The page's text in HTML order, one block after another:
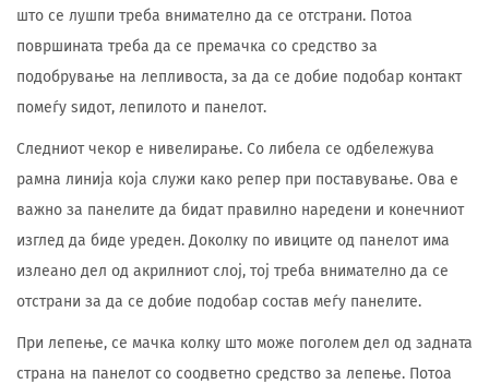
што се лушпи треба внимателно да се отстрани. Потоа
површината треба да се премачка со средство за
подобрување на лепливоста, за да се добие подобар контакт
помеѓу ѕидот, лепилото и панелот.
Следниот чекор е нивелирање. Со либела се одбележува
рамна линија која служи како репер при поставување. Ова е
важно за панелите да бидат правилно наредени и конечниот
изглед да биде уреден. Доколку по ивиците од панелот има
излеано дел од акрилниот слој, тој треба внимателно да се
отстрани за да се добие подобар состав меѓу панелите.
При лепење, се мачка колку што може поголем дел од задната
страна на панелот со соодветно средство за лепење. Потоа